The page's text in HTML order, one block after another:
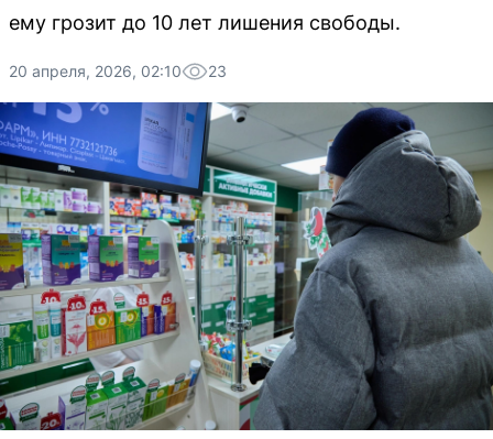
ему грозит до 10 лет лишения свободы.
20 апреля, 2026, 02:10 23